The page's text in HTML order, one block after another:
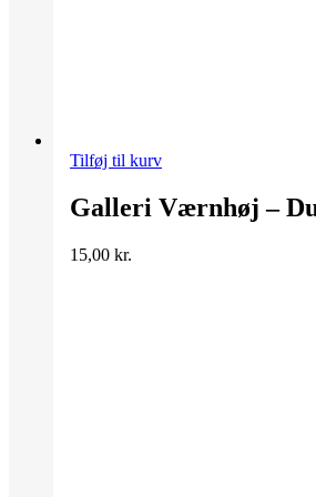
Tilføj til kurv
Galleri Værnhøj –
15,00 kr.